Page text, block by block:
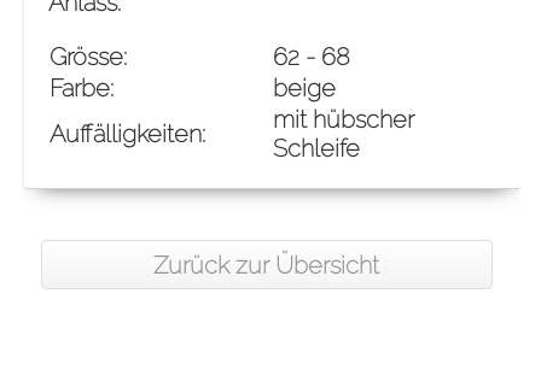
Grösse:
62 - 68
Farbe:
beige
Auffälligkeiten:
mit hübscher
Schleife
Zurück zur Übersicht